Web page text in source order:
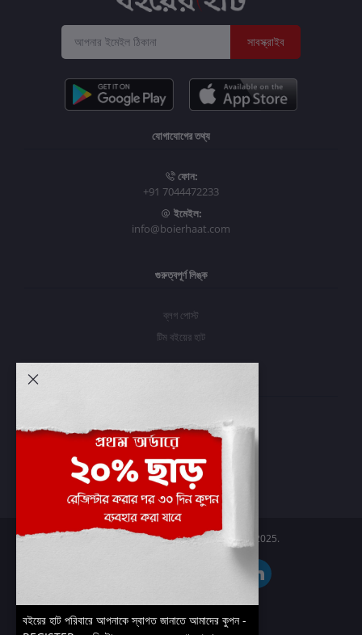
সাবস্ক্রাইব
যোগাযোগের তথ্য
ফোন:
+91 7044472233
ইমেইল:
info@boierhaat.com
গুরুত্বপূর্ণ লিঙ্ক
ব্লগ পোস্ট
টিম বইয়ের হাট
প্রবেশ করুন
অর্ডার ইতিহাস
আমার ইচ্ছাগুলি
অর্ডার ট্র্যাকিং
Boier Haat™ | © All rights reserved 2025.
বইয়ের হাট পরিবারে আপনাকে স্বাগত জানাতে আমাদের কুপন -